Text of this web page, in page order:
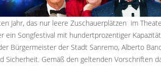
Jahr, das nur leere Zuschauerplätzen im
ein Songfestival mit hundertprozentiger
Bürgermeister der Stadt Sanremo, Alberto
Sicherheit. Gemäß den geltenden Vorschriften